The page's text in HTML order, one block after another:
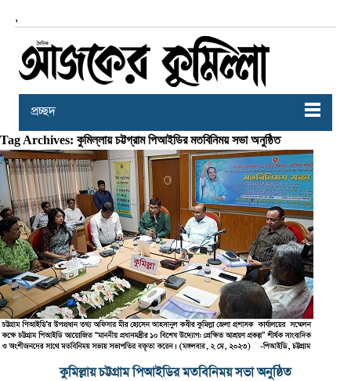
,
প্রচ্ছদ
Tag Archives: কুমিল্লায় চট্টগ্রাম পিআইডির মতবিনিময় সভা অনুষ্ঠিত
কুমিল্লায় চট্টগ্রাম পিআইডির মতবিনিময় সভা অনুষ্ঠিত